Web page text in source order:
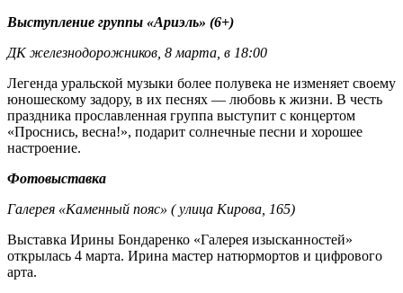
Выступление группы «Ариэль» (6+)
ДК железнодорожников, 8 марта, в 18:00
Легенда уральской музыки более полувека не изменяет своему
юношескому задору, в их песнях — любовь к жизни. В честь
праздника прославленная группа выступит с концертом
«Проснись, весна!», подарит солнечные песни и хорошее
настроение.
Фотовыставка
Галерея «Каменный пояс» ( улица Кирова, 165)
Выставка Ирины Бондаренко «Галерея изысканностей»
открылась 4 марта. Ирина мастер натюрмортов и цифрового
арта.